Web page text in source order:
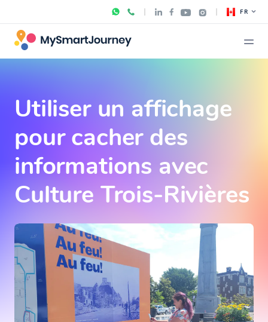
FR
Utiliser un affichage
pour cacher des
informations avec
Culture Trois-Rivières